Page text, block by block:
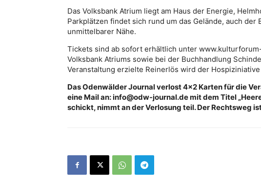
Das Volksbank Atrium liegt am Haus der Energie,
Parkplätzen findet sich rund um das Gelände, auch
unmittelbarer Nähe.
Tickets sind ab sofort erhältlich unter
Volksbank Atriums sowie bei der Buchhandlung
Veranstaltung erzielte Reinerlös wird der
Das Odenwälder Journal verlost 4×2 Karten für die
eine Mail an: info@odw-journal.de mit dem Titel
schickt, nimmt an der Verlosung teil. Der Rechtsweg